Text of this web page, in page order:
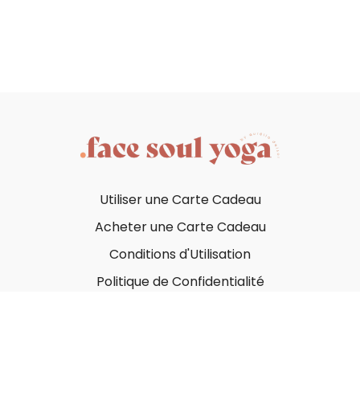
Utiliser une Carte Cadeau
Acheter une Carte Cadeau
Conditions d'Utilisation
Politique de Confidentialité